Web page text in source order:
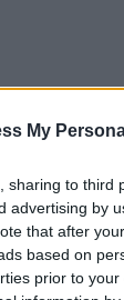
My
sharing to
advertising by
that after
based on
prior to